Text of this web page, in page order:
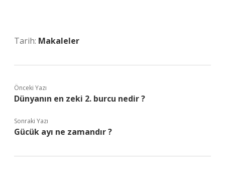
Tarih: Makaleler
Önceki Yazı
Dünyanın en zeki 2. burcu nedir ?
Sonraki Yazı
Gücük ayı ne zamandır ?